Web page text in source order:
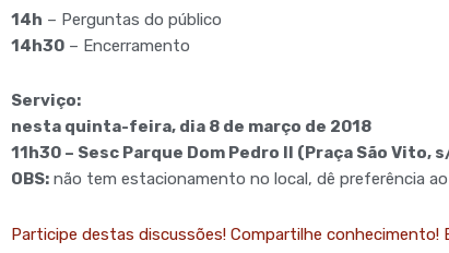
14h – Perguntas do público
14h30 – Encerramento
Serviço:
nesta quinta-feira, dia 8 de março de 2018
11h30 – Sesc Parque Dom Pedro II (Praça São Vito,
OBS: não tem estacionamento no local, dê preferência
Participe destas discussões! Compartilhe conhecimento!